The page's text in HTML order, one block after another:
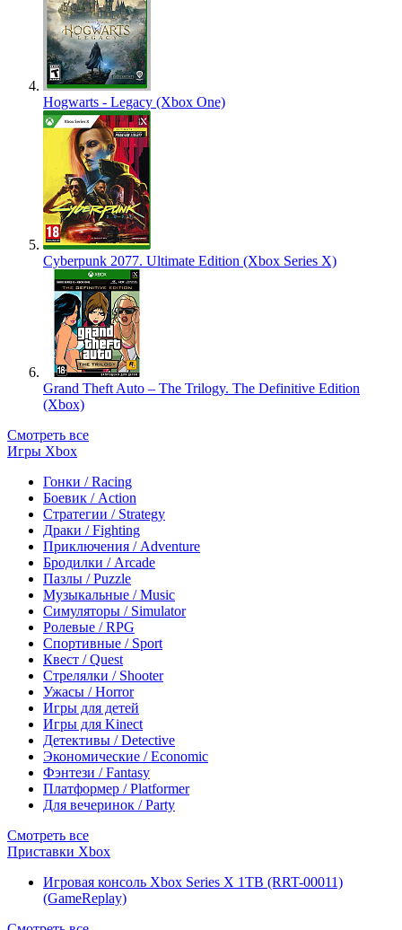
Hogwarts - Legacy (Xbox One)
Cyberpunk 2077. Ultimate Edition (Xbox Series X)
Grand Theft Auto – The Trilogy. The Definitive Edition
(Xbox)
Смотреть все
Игры Xbox
Гонки / Racing
Боевик / Action
Стратегии / Strategy
Драки / Fighting
Приключения / Adventure
Бродилки / Arcade
Пазлы / Puzzle
Музыкальные / Music
Симуляторы / Simulator
Ролевые / RPG
Спортивные / Sport
Квест / Quest
Стрелялки / Shooter
Ужасы / Horror
Игры для детей
Игры для Kinect
Детективы / Detective
Экономические / Economic
Фэнтези / Fantasy
Платформер / Platformer
Для вечеринок / Party
Смотреть все
Приставки Xbox
Игровая консоль Xbox Series X 1TB (RRT-00011)
(GameReplay)